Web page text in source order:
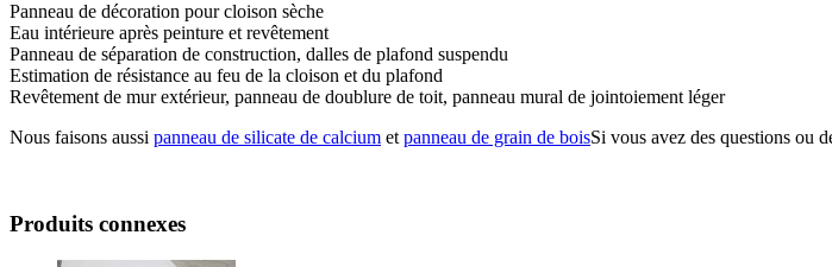
Panneau de décoration pour cloison sèche
Eau intérieure après peinture et revêtement
Panneau de séparation de construction, dalles de plafond suspendu
Estimation de résistance au feu de la cloison et du plafond
Revêtement de mur extérieur, panneau de doublure de toit, panneau mural de jointoiement léger
Nous faisons aussi panneau de silicate de calcium etpanneau de grain de boisSi vous avez des questions ou
Produits connexes